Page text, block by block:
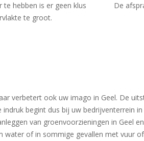
te hebben is er geen klus
te groot.
De
verbetert ook uw imago in Geel. De
begint dus bij uw bedrijventerrein
van groenvoorzieningen in Geel
of in sommige gevallen met vuur